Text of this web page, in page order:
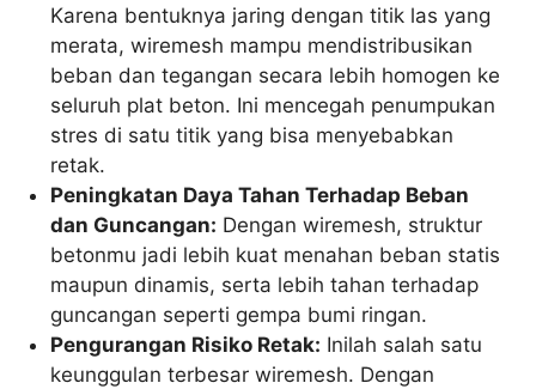
Karena bentuknya jaring dengan titik las yang
merata, wiremesh mampu mendistribusikan
beban dan tegangan secara lebih homogen ke
seluruh plat beton. Ini mencegah penumpukan
stres di satu titik yang bisa menyebabkan
retak.
Peningkatan Daya Tahan Terhadap Beban
dan Guncangan: Dengan wiremesh, struktur
betonmu jadi lebih kuat menahan beban statis
maupun dinamis, serta lebih tahan terhadap
guncangan seperti gempa bumi ringan.
Pengurangan Risiko Retak: Inilah salah satu
keunggulan terbesar wiremesh. Dengan